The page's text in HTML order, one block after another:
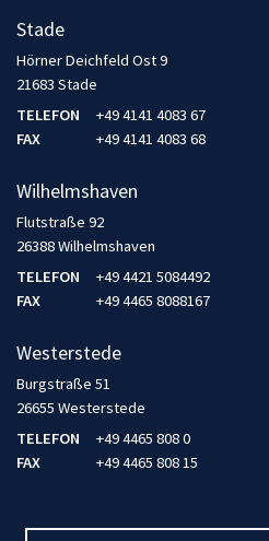
Stade
Hörner Deichfeld Ost 9
21683 Stade
TELEFON
+49 4141 4083 67
FAX
+49 4141 4083 68
Wilhelmshaven
Flutstraße 92
26388 Wilhelmshaven
TELEFON
+49 4421 5084492
FAX
+49 4465 8088167
Westerstede
Burgstraße 51
26655 Westerstede
TELEFON
+49 4465 808 0
FAX
+49 4465 808 15